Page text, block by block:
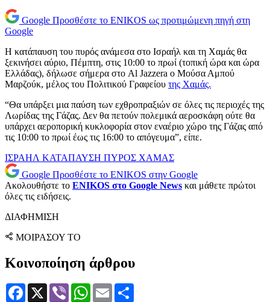
Google Προσθέστε το ENIKOS ως προτιμώμενη πηγή στη
Google
Η κατάπαυση του πυρός ανάμεσα στο Ισραήλ και τη Χαμάς θα
ξεκινήσει αύριο, Πέμπτη, στις 10:00 το πρωί (τοπική ώρα και ώρα
Ελλάδας), δήλωσε σήμερα στο Al Jazzera ο Μούσα Αμπού
Μαρζούκ, μέλος του Πολιτικού Γραφείου της Χαμάς.
“Θα υπάρξει μια παύση των εχθροπραξιών σε όλες τις περιοχές της
Λωρίδας της Γάζας. Δεν θα πετούν πολεμικά αεροσκάφη ούτε θα
υπάρχει αεροπορική κυκλοφορία στον εναέριο χώρο της Γάζας από
τις 10:00 το πρωί έως τις 16:00 το απόγευμα”, είπε.
ΙΣΡΑΗΛ ΚΑΤΑΠΑΥΣΗ ΠΥΡΟΣ ΧΑΜΑΣ
Google Προσθέστε το ENIKOS στην Google
Ακολουθήστε το ENIKOS στο Google News και μάθετε πρώτοι
όλες τις ειδήσεις.
ΔΙΑΦΗΜΙΣΗ
ΜΟΙΡΑΣΟΥ ΤΟ
Κοινοποίηση άρθρου
Facebook
X Viber WhatsApp
Email